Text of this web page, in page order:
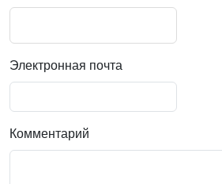
Электронная почта
Комментарий